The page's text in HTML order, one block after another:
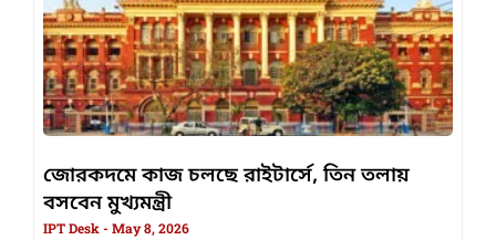
জোরকদমে কাজ চলছে রাইটার্সে, তিন তলায়
বসবেন মুখ্যমন্ত্রী
IPT Desk May 8, 2026